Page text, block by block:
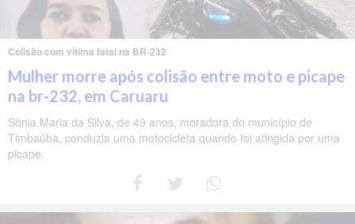
Colisão com vítima fatal na BR-232
Mulher morre após colisão entre moto e picape
na br-232, em Caruaru
Sônia Maria da Silva, de 49 anos, moradora do município de
Timbaúba, conduzia uma motocicleta quando foi atingida por uma
picape.